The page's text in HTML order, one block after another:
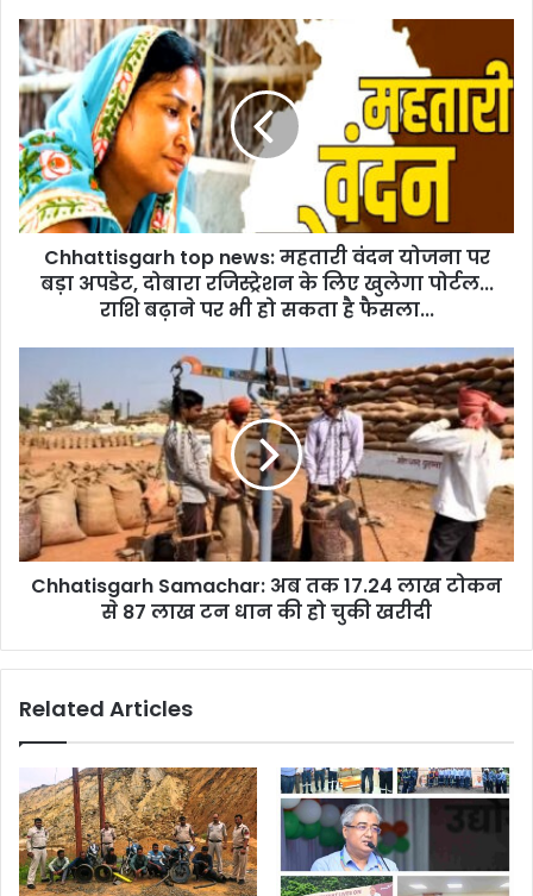
Chhattisgarh
top
news:
महतारी
वंदन
योजना
पर
बड़ा
अपडेट,
दोबारा
रजिस्ट्रेशन
पोर्टल...
राशि
बढ़ाने
पर
भी
हो
सकता
है
फैसला...
Chhattisgarh top news: महतारी वंदन योजना पर
बड़ा अपडेट, दोबारा रजिस्ट्रेशन के लिए खुलेगा पोर्टल...
राशि बढ़ाने पर भी हो सकता है फैसला...
Samachar:
अब
तक
17.24
लाख
टोकन
से
87
लाख
चुकी
Chhatisgarh Samachar: अब तक 17.24 लाख टोकन
से 87 लाख टन धान की हो चुकी खरीदी
Related Articles